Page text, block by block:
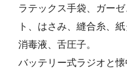
ラテックス手袋、ガー
ト、はさみ、縫合糸、
消毒液、舌圧子。
バッテリー式ラジオと